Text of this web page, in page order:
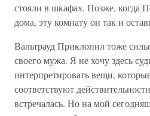
стояли в шкафах. Позже, когда
дома, эту комнату он так и
Вальтрауд Приклопил тоже
своего мужа. Я не хочу здесь
интерпретировать вещи,
соответствуют
встречалась. Но на мой